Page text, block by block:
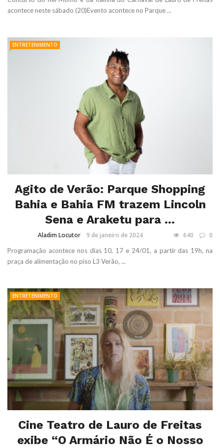
acontece neste sábado (20)Evento acontece no Parque ...
ENTRETENIMENTO
Agito de Verão: Parque Shopping
Bahia e Bahia FM trazem Lincoln
Sena e Araketu para ...
Aladim Locutor 9 de janeiro de 2024 640 0
Programação acontece nos dias 10, 17 e 24/01, a partir das 19h, na
praça de alimentação no piso L3 Verão, ...
ENTRETENIMENTO
Cine Teatro de Lauro de Freitas
exibe “O Armário Não É o Nosso